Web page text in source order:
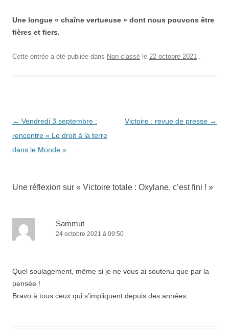
Une longue « chaîne vertueuse » dont nous pouvons être
fières et fiers.
Cette entrée a été publiée dans Non classé le 22 octobre 2021 .
Navigation
des
articles
← Vendredi 3 septembre :
rencontre « Le droit à la terre
dans le Monde »
Victoire : revue de presse →
Une réflexion sur « Victoire totale : Oxylane, c’est fini ! »
Sammut
24 octobre 2021 à 09:50
Quel soulagement, même si je ne vous ai soutenu que par la
pensée !
Bravo à tous ceux qui s’impliquent depuis des années.